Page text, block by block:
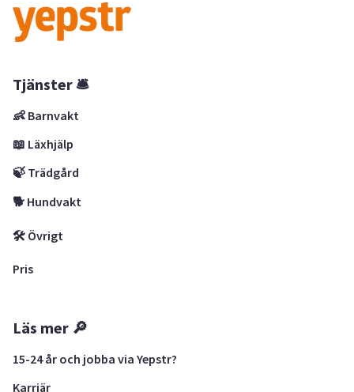
Tjänster 🛎
👶 Barnvakt
📖 Läxhjälp
🍃 Trädgård
🐕 Hundvakt
🛠 Övrigt
Pris
Läs mer 🔎
15-24 år och jobba via Yepstr?
Karriär